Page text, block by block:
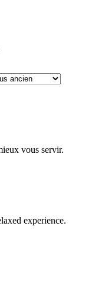
vous servir.
experience.